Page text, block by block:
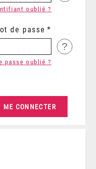
oublié ?
de passe
?
passe oublié ?